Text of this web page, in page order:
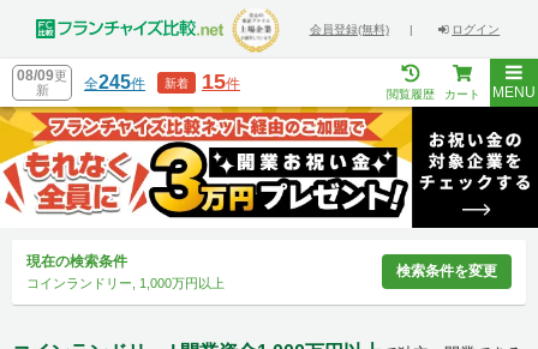
会員登録(無料) | ログイン
08/09更
新
全245件 新着 15件
閲覧履歴 カート MENU
現在の検索条件
コインランドリー, 1,000万円以上
検索条件を変更